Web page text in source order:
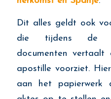
Dit alles geldt ook
die tijdens de
documenten vertaalt
apostille voorziet.
aan het